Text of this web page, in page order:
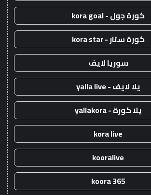
كورة جول - kora goal
كورة ستار - kora star
سوريا لايف
يلا لايف - yalla live
يلا كورة - yallakora
kora live
kooralive
koora 365